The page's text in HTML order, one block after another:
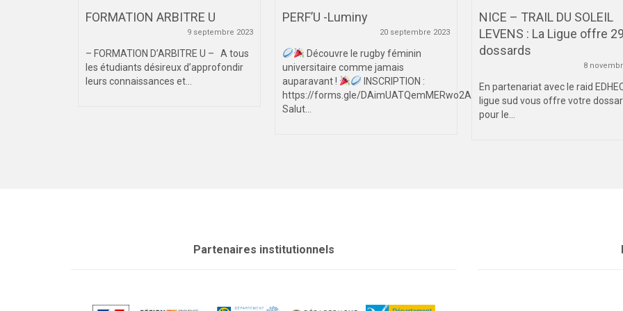
FORMATION ARBITRE U
9 septembre 2023
– FORMATION D’ARBITRE U – A tous
les étudiants désireux d’approfondir
leurs connaissances et...
PERF’U -Luminy
20 septembre 2023
Découvre le rugby féminin
universitaire comme jamais
auparavant !
INSCRIPTION :
https://forms.gle/DAimUATQemMERwo2A
Salut...
NICE – TRAIL DU SOLEIL
LEVENS : La Ligue offre 29
dossards
8
En partenariat avec le raid
ligue sud vous offre votre
pour le...
Partenaires institutionnels